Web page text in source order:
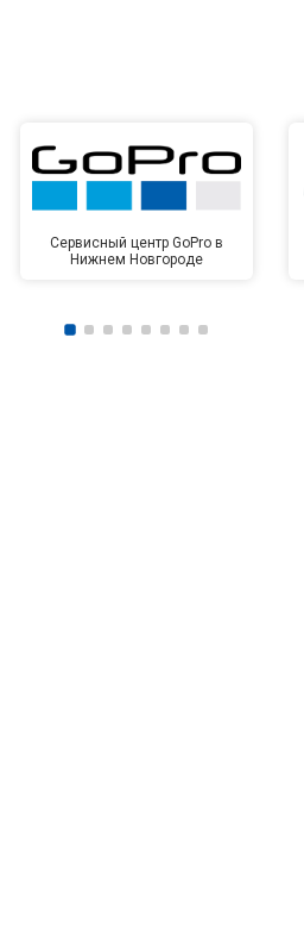
Сервисный центр GoPro в
Нижнем Новгороде